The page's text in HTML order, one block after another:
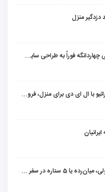
دزدگیر منزل
چرا کسب‌وکارهای شهرک صنعتی چهاردانگه فوراً به طراحی سایت نیاز دارند؟
بهترین ایده‌های نورپردازی دکوراتیو با ال ای دی برای منزل، فروشگاه و دفتر کار
مقایسه هزینه اقامت هتل معمولی، میان‌رده یا 5 ستاره در سفر زیارتی عراق